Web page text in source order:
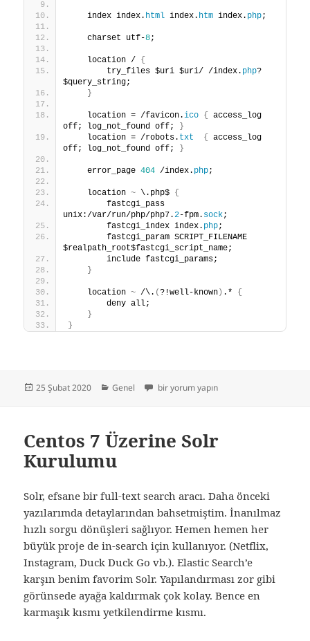
    index index.
html index. htm index. php;
    charset utf-
8;
    location /
{
        try_files $uri $uri/ /index.
php?
$query_string;
}
    location = /favicon.
ico {
access_log
off; log_not_found off;
}
    location = /robots.
txt {
access_log
off; log_not_found off;
}
    error_page
404 /index. php;
    location
~ \.php$ {
        fastcgi_pass
unix:/var/run/php/php7.2-fpm. sock;
        fastcgi_index index.
php;
        fastcgi_param SCRIPT_FILENAME
$realpath_root$fastcgi_script_name;
        include fastcgi_params;
}
    location
~ /\. (?!well-known ) .* {
        deny all;
}
}
Yayın
25 Şubat 2020 Kategoriler
Genel Nginx ile Laravel Routing için
bir yorum yapın
Centos 7 Üzerine Solr
Kurulumu
Solr, efsane bir full-text search aracı. Daha önceki
yazılarımda detaylarından bahsetmiştim. İnanılmaz
hızlı sorgu dönüşleri sağlıyor. Hemen hemen her
büyük proje de in-search için kullanıyor. (Netflix,
Instagram, Duck Duck Go vb.). Elastic Search’e
karşın benim favorim Solr. Yapılandırması zor gibi
görünsede ayağa kaldırmak çok kolay. Bence en
karmaşık kısmı yetkilendirme kısmı.